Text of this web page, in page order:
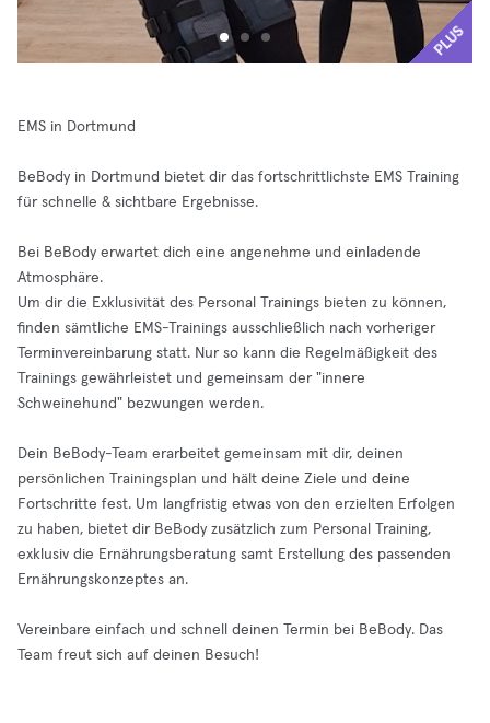
PLUS
EMS in Dortmund
BeBody in Dortmund bietet dir das fortschrittlichste EMS Training
für schnelle & sichtbare Ergebnisse.
Bei BeBody erwartet dich eine angenehme und einladende
Atmosphäre.
Um dir die Exklusivität des Personal Trainings bieten zu können,
finden sämtliche EMS-Trainings ausschließlich nach vorheriger
Terminvereinbarung statt. Nur so kann die Regelmäßigkeit des
Trainings gewährleistet und gemeinsam der "innere
Schweinehund" bezwungen werden.
Dein BeBody-Team erarbeitet gemeinsam mit dir, deinen
persönlichen Trainingsplan und hält deine Ziele und deine
Fortschritte fest. Um langfristig etwas von den erzielten Erfolgen
zu haben, bietet dir BeBody zusätzlich zum Personal Training,
exklusiv die Ernährungsberatung samt Erstellung des passenden
Ernährungskonzeptes an.
Vereinbare einfach und schnell deinen Termin bei BeBody. Das
Team freut sich auf deinen Besuch!